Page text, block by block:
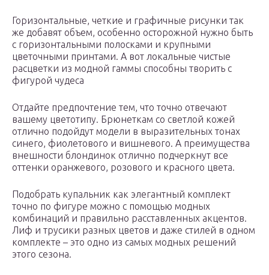
Горизонтальные, четкие и графичные рисунки так
же добавят объем, особенно осторожной нужно быть
с горизонтальными полосками и крупными
цветочными принтами. А вот локальные чистые
расцветки из модной гаммы способны творить с
фигурой чудеса
Отдайте предпочтение тем, что точно отвечают
вашему цветотипу. Брюнеткам со светлой кожей
отлично подойдут модели в выразительных тонах
синего, фиолетового и вишневого. А преимущества
внешности блондинок отлично подчеркнут все
оттенки оранжевого, розового и красного цвета.
Подобрать купальник как элегантный комплект
точно по фигуре можно с помощью модных
комбинаций и правильно расставленных акцентов.
Лиф и трусики разных цветов и даже стилей в одном
комплекте – это одно из самых модных решений
этого сезона.